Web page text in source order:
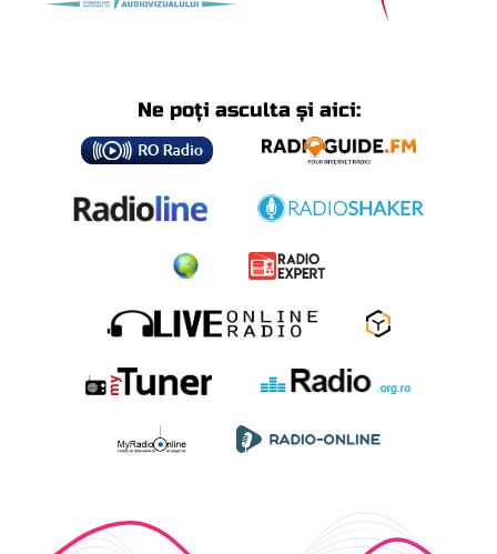
Ne poți asculta și aici: